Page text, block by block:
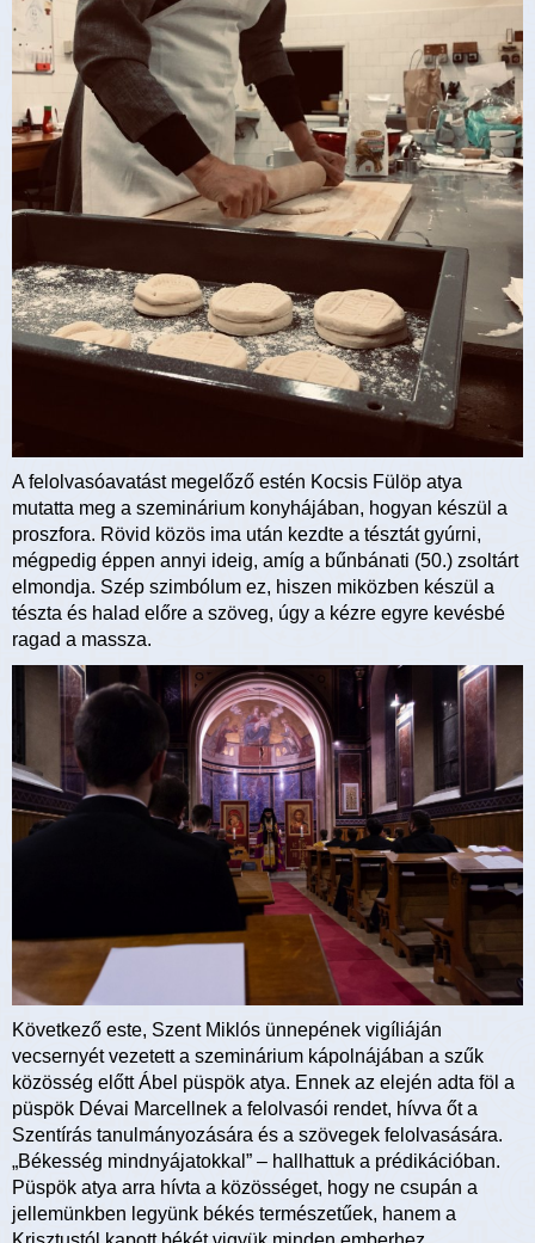
A felolvasóavatást megelőző estén Kocsis Fülöp atya
mutatta meg a szeminárium konyhájában, hogyan készül a
proszfora. Rövid közös ima után kezdte a tésztát gyúrni,
mégpedig éppen annyi ideig, amíg a bűnbánati (50.) zsoltárt
elmondja. Szép szimbólum ez, hiszen miközben készül a
tészta és halad előre a szöveg, úgy a kézre egyre kevésbé
ragad a massza.
Következő este, Szent Miklós ünnepének vigíliáján
vecsernyét vezetett a szeminárium kápolnájában a szűk
közösség előtt Ábel püspök atya. Ennek az elején adta föl a
püspök Dévai Marcellnek a felolvasói rendet, hívva őt a
Szentírás tanulmányozására és a szövegek felolvasására.
„Békesség mindnyájatokkal” – hallhattuk a prédikációban.
Püspök atya arra hívta a közösséget, hogy ne csupán a
jellemünkben legyünk békés természetűek, hanem a